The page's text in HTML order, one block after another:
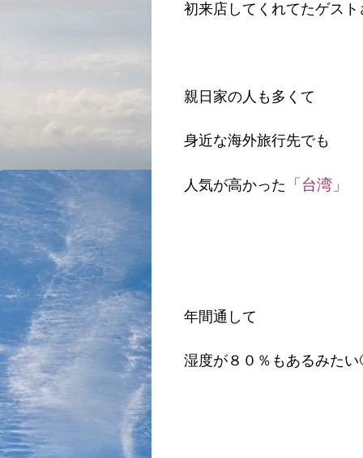
初来店してくれてたゲスト
親日家の人も多くて
身近な海外旅行先でも
人気が高かった 「台湾」
年間通して
湿度が８０％もあるみたい